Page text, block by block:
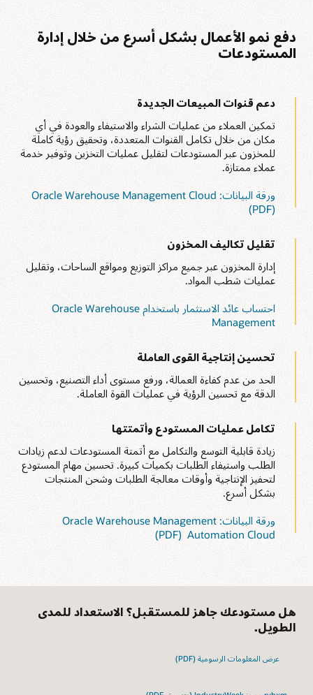
دفع نمو الأعمال بشكل أسرع من خلال إدارة
المستودعات
دعم قنوات المبيعات الجديدة
تمكين العملاء من عمليات الشراء والاستيفاء والعودة في أي
مكان من خلال تكامل القنوات المتعددة، وتحقيق رؤية كاملة
للمخزون عبر المستودعات لتقليل عمليات التخزين وتوفير خدمة
عملاء ممتازة.
ورقة البيانات: Oracle Warehouse Management Cloud ‏
(PDF)
تقليل تكاليف المخزون
إدارة المخزون عبر جميع مراكز التوزيع ومواقع الساحات، وتقليل
عمليات شطب المواد.
احتساب عائد الاستثمار باستخدام Oracle Warehouse
Management
تحسين إنتاجية القوى العاملة
الحد من عدم كفاءة العمالة، ورفع مستوى أداء التصنيع، وتحسين
الدقة مع تحسين الرؤية في عمليات القوة العاملة.
تكامل عمليات المستودع وأتمتتها
زيادة قابلية التوسع والتكامل مع أتمتة المستودعات لدعم زيادات
الطلب واستيفاء الطلبات بكميات كبيرة. تحسين مهام المستودع
لتحفيز الإنتاجية وأوقات معالجة الطلبات وشحن المنتجات
بشكل أسرع.
ورقة البيانات: Oracle Warehouse Management
Automation Cloud ‏ (PDF)
هل مستودعك جاهز للمستقبل؟ الاستعداد للمدى
الطويل.
عرض المعلومات الرسومية (PDF)